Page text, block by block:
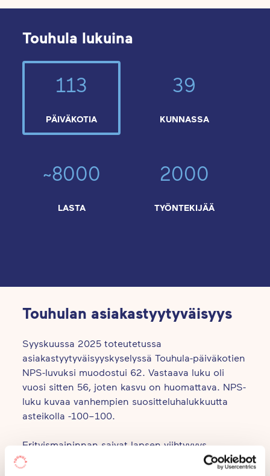
Touhula lukuina
113
PÄIVÄKOTIA
39
KUNNASSA
~8000
LASTA
2000
TYÖNTEKIJÄÄ
Touhulan asiakastyytyväisyys
Syyskuussa 2025 toteutetussa
asiakastyytyväisyyskyselyssä Touhula-päiväkotien
NPS-luvuksi muodostui 62. Vastaava luku oli
vuosi sitten 56, joten kasvu on huomattava. NPS-
luku kuvaa vanhempien suositteluhalukkuutta
asteikolla -100–100.
Erityismaininnan saivat lapsen viihtyvyys
päiväkodissa, hoitajien ammattitaito, sekä
ystävällinen vastaanotto päiväkotiin saapuessa.